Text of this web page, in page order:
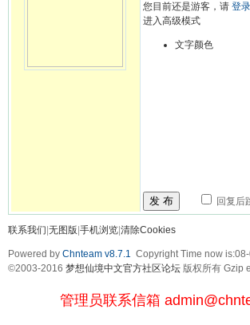
您目前还是游客，请 登录
进入高级模式
文字颜色
发 布 回复后
联系我们 无图版 手机浏览 清除Cookies
Powered by Chnteam v8.7.1 Copyright Time now
©2003-2016 梦想仙境中文官方社区论坛 版权所有 Gzip
管理员联系信箱